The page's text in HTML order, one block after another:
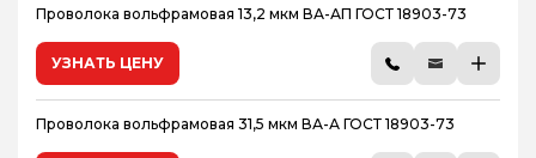
Проволока вольфрамовая 13,2 мкм ВА-АП ГОСТ 18903-73
УЗНАТЬ ЦЕНУ
Проволока вольфрамовая 31,5 мкм ВА-А ГОСТ 18903-73